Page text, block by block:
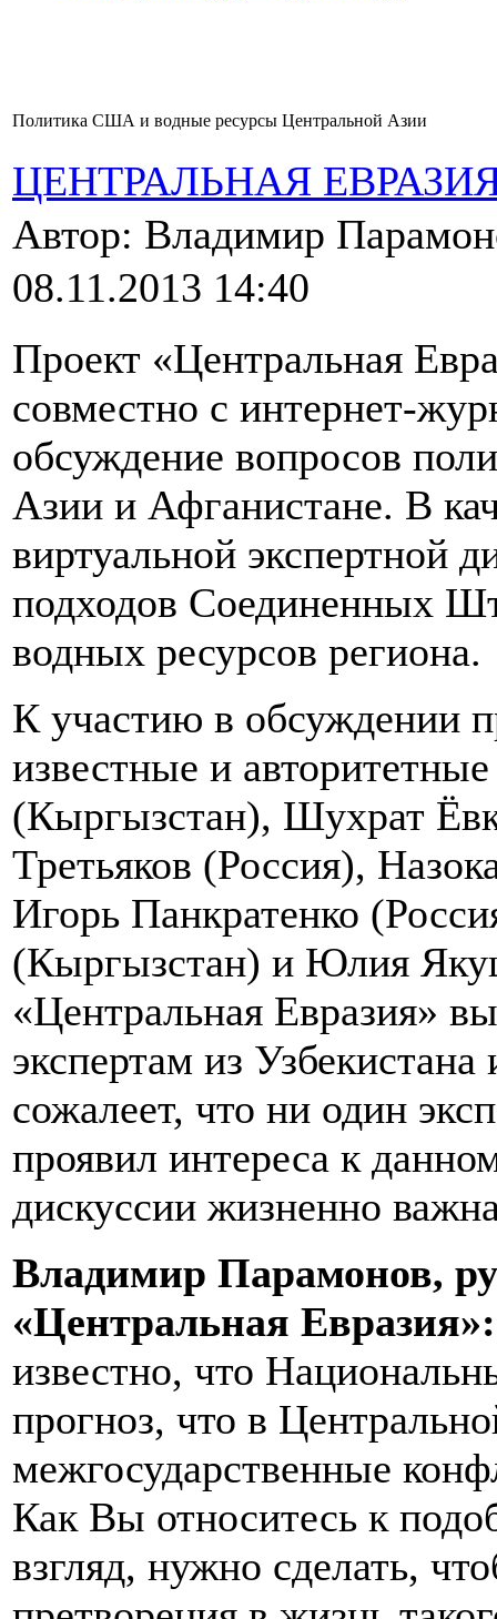
Политика США и водные ресурсы Центральной Азии
ЦЕНТРАЛЬНАЯ
Автор: Владимир
08.11.2013 14:40
Проект «Центральная
совместно с интернет-
обсуждение вопросов
Азии и Афганистане. В
виртуальной экспертной
подходов Соединенных
водных ресурсов региона.
К участию в обсуждении
известные и
(Кыргызстан), Шухрат
Третьяков (Россия),
Игорь Панкратенко
(Кыргызстан) и Юлия
«Центральная Евразия»
экспертам из
сожалеет, что ни один
проявил интереса к
дискуссии жизненно
Владимир Парамонов,
«Центральная Евразия»:
известно, что
прогноз, что в
межгосударственные
Как Вы относитесь к
взгляд, нужно сделать,